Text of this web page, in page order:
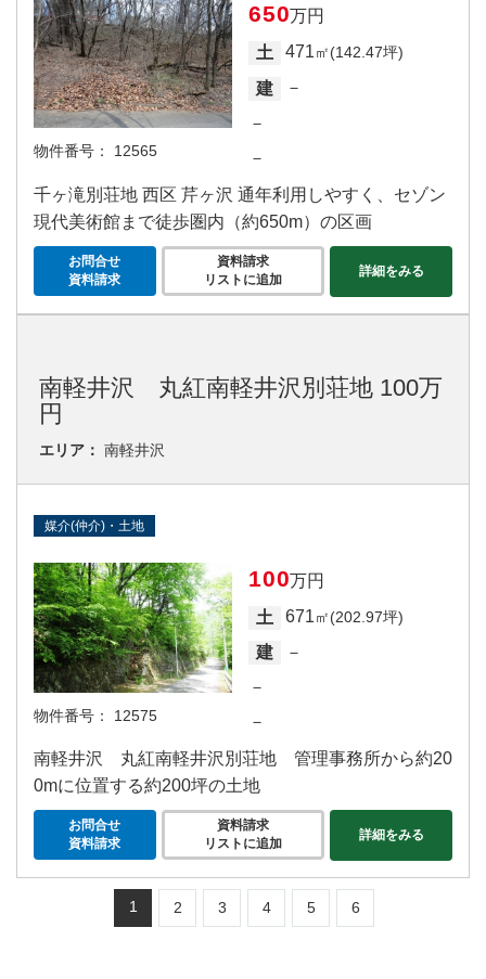
物件番号： 12565
650万円
土
471㎡(142.47坪)
建
－
－
－
千ヶ滝別荘地 西区 芹ヶ沢 通年利用しやすく、セゾン
現代美術館まで徒歩圏内（約650m）の区画
お問合せ
資料請求
資料請求
リストに追加
詳細をみる
南軽井沢 丸紅南軽井沢別荘地 100万
円
エリア： 南軽井沢
媒介(仲介)・土地
物件番号： 12575
100万円
土
671㎡(202.97坪)
建
－
－
－
南軽井沢 丸紅南軽井沢別荘地 管理事務所から約20
0mに位置する約200坪の土地
お問合せ
資料請求
資料請求
リストに追加
詳細をみる
1 2 3 4 5 6